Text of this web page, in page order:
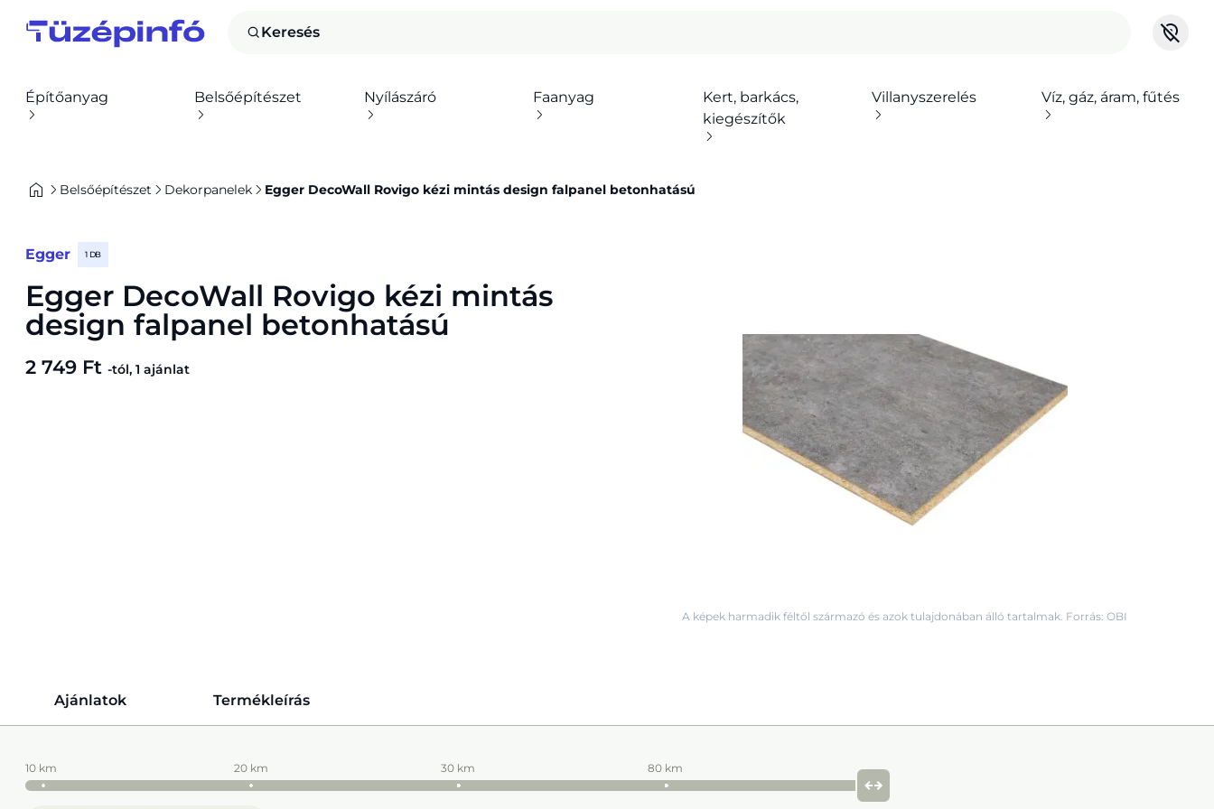
Keresés
Építőanyag Belsőépítészet Nyílászáró Faanyag
Kert, barkács,
kiegészítők
Villanyszerelés Víz, gáz, áram, fűtés
Belsőépítészet Dekorpanelek Egger DecoWall Rovigo kézi mintás design falpanel betonhatású
Egger 1 DB
Egger DecoWall Rovigo kézi mintás
design falpanel betonhatású
2 749 Ft -tól, 1 ajánlat
A képek harmadik féltől származó és azok tulajdonában álló tartalmak. Forrás: OBI
Ajánlatok Termékleírás
10 km 20 km 30 km 80 km